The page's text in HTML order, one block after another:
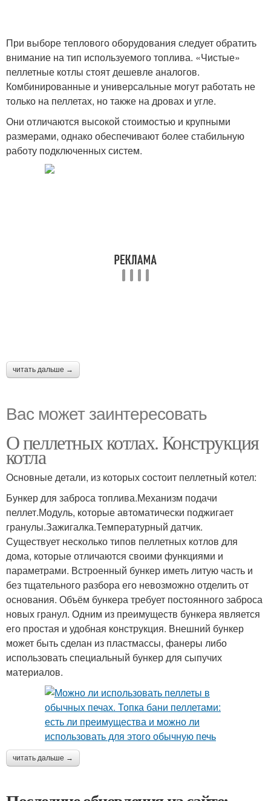
При выборе теплового оборудования следует обратить
внимание на тип используемого топлива. «Чистые»
пеллетные котлы стоят дешевле аналогов.
Комбинированные и универсальные могут работать не
только на пеллетах, но также на дровах и угле.
Они отличаются высокой стоимостью и крупными
размерами, однако обеспечивают более стабильную
работу подключенных систем.
читать дальше →
Вас может заинтересовать
О пеллетных котлах. Конструкция
котла
Основные детали, из которых состоит пеллетный котел:
Бункер для заброса топлива.Механизм подачи
пеллет.Модуль, которые автоматически поджигает
гранулы.Зажигалка.Температурный датчик.
Существует несколько типов пеллетных котлов для
дома, которые отличаются своими функциями и
параметрами. Встроенный бункер иметь литую часть и
без тщательного разбора его невозможно отделить от
основания. Объём бункера требует постоянного заброса
новых гранул. Одним из преимуществ бункера является
его простая и удобная конструкция. Внешний бункер
может быть сделан из пластмассы, фанеры либо
использовать специальный бункер для сыпучих
материалов.
читать дальше →